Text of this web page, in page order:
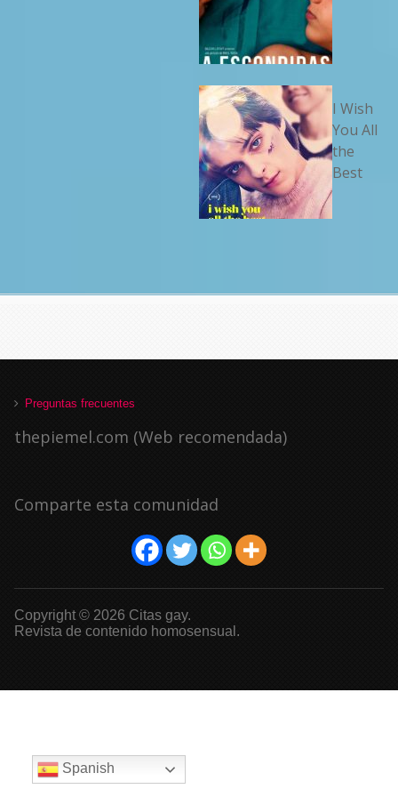
I Wish
You All
the
Best
Preguntas frecuentes
thepiemel.com (Web recomendada)
Comparte esta comunidad
Copyright © 2026 Citas gay.
Revista de contenido homosensual.
Spanish